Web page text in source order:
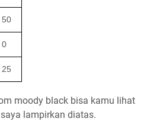
50
0
25
moody black bisa kamu lihat
lampirkan diatas.